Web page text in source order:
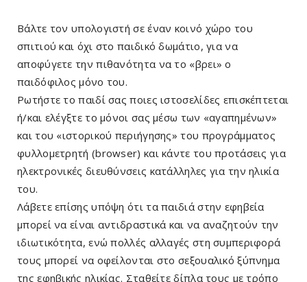
Βάλτε τον υπολογιστή σε έναν κοινό χώρο του
σπιτιού και όχι στο παιδικό δωμάτιο, για να
αποφύγετε την πιθανότητα να το «βρει» ο
παιδόφιλος μόνο του.
Ρωτήστε το παιδί σας ποιες ιστοσελίδες επισκέπτεται
ή/και ελέγξτε το μόνοι σας μέσω των «αγαπημένων»
και του «ιστορικού περιήγησης» του προγράμματος
φυλλομετρητή (browser) και κάντε του προτάσεις για
ηλεκτρονικές διευθύνσεις κατάλληλες για την ηλικία
του.
Λάβετε επίσης υπόψη ότι τα παιδιά στην εφηβεία
μπορεί να είναι αντιδραστικά και να αναζητούν την
ιδιωτικότητα, ενώ πολλές αλλαγές στη συμπεριφορά
τους μπορεί να οφείλονται στο σεξουαλικό ξύπνημα
της εφηβικής ηλικίας. Σταθείτε δίπλα τους με τρόπο